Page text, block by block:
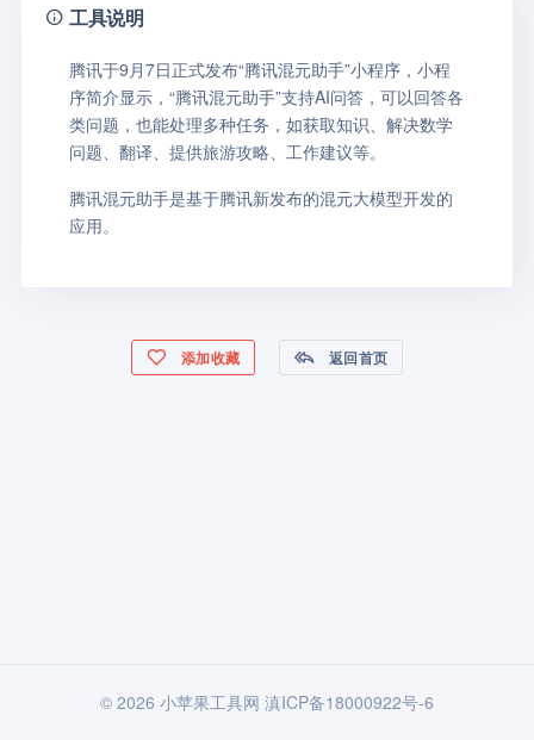
工具说明
腾讯于9月7日正式发布“腾讯混元助手”小程序，小程
序简介显示，“腾讯混元助手”支持AI问答，可以回答各
类问题，也能处理多种任务，如获取知识、解决数学
问题、翻译、提供旅游攻略、工作建议等。
腾讯混元助手是基于腾讯新发布的混元大模型开发的
应用。
添加收藏 返回首页
© 2026 小苹果工具网 滇ICP备18000922号-6